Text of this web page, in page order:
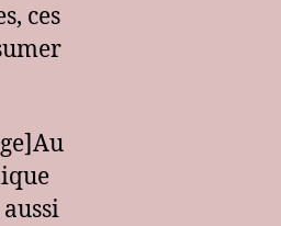
ces